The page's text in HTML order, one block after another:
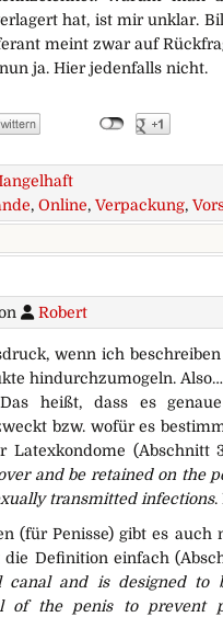
hat, ist mir unklar.
meint zwar auf
ja. Hier jedenfalls nicht.
, Online, Verpackung,
Robert
wenn ich
hindurchzumogeln. Also…
heißt, dass es
bzw. wofür es
Latexkondome (Abschnitt
and be retained on the
transmitted infections.
(für Penisse) gibt es
Definition einfach
canal and is designed to
of the penis to prevent